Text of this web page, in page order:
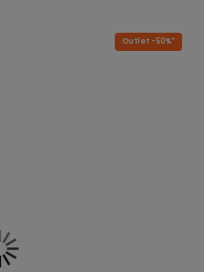
Outlet -50%*